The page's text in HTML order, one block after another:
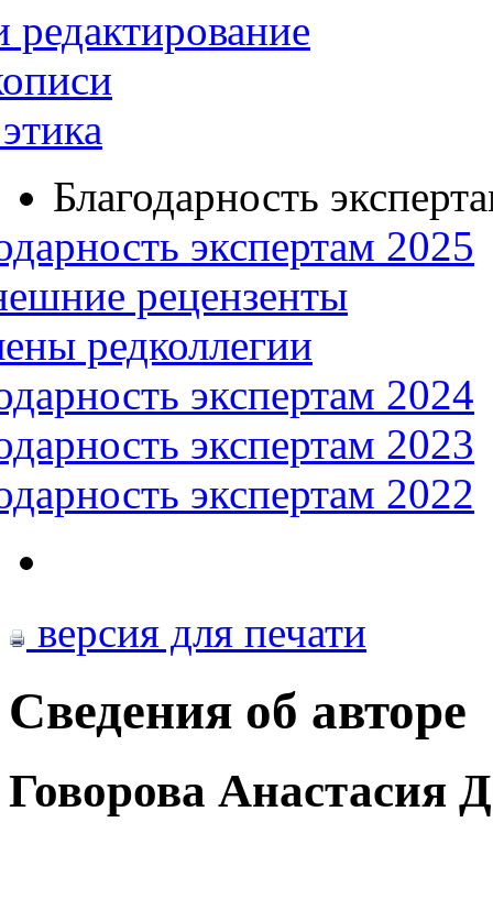
редактирование
Благодарность
экспертам 2025
рецензенты
редколлегии
экспертам 2024
экспертам 2023
экспертам 2022
версия для печати
Сведения об авторе
Говорова Анастасия